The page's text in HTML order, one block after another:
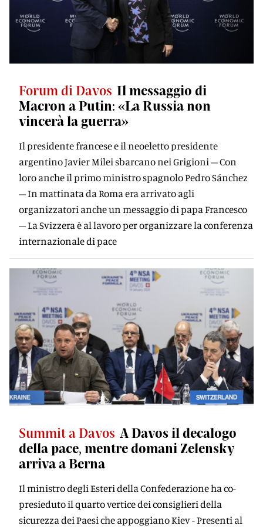
Forum di Davos Il messaggio di
Macron a Putin: «La Russia non
vincerà la guerra»
Il presidente francese e il neoeletto presidente
argentino Javier Milei sbarcano nei Grigioni – Con
loro anche il primo ministro spagnolo Pedro Sánchez
– In mattinata da Roma era arrivato agli
organizzatori anche un messaggio di papa Francesco
– La Svizzera è al lavoro per organizzare la conferenza
internazionale di pace
Summit a Davos A Davos il decalogo
della pace, mentre domani Zelensky
arriva a Berna
Il ministro degli Esteri della Confederazione ha co-
presieduto il quarto vertice dei consiglieri della
sicurezza dei Paesi che appoggiano Kiev - Presenti al